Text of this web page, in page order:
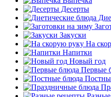
Десерты
Закуски
На
Напитки
Новый год
Первые